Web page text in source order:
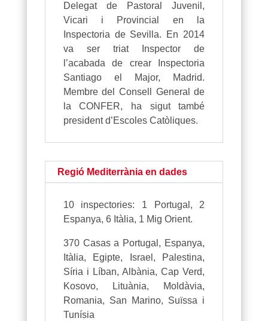
Delegat de Pastoral Juvenil,
Vicari i Provincial en la
Inspectoria de Sevilla. En 2014
va ser triat Inspector de
l’acabada de crear Inspectoria
Santiago el Major, Madrid.
Membre del Consell General de
la CONFER, ha sigut també
president d’Escoles Catòliques.
Regió Mediterrània en dades
10 inspectories: 1 Portugal, 2
Espanya, 6 Itàlia, 1 Mig Orient.
370 Casas a Portugal, Espanya,
Itàlia, Egipte, Israel, Palestina,
Síria i Líban, Albània, Cap Verd,
Kosovo, Lituània, Moldàvia,
Romania, San Marino, Suïssa i
Tunísia